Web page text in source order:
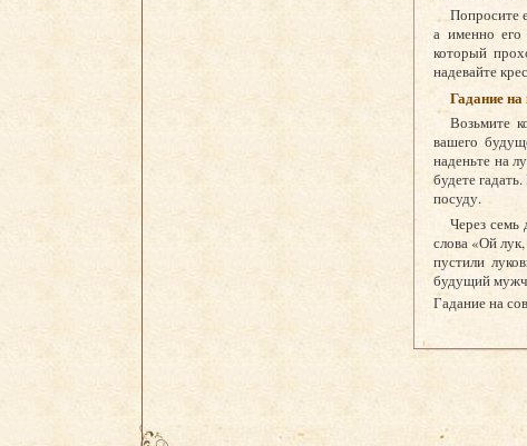
Попросите
а именно
который
надевайте
Гадание
Возьмите
вашего
наденьте на
будете
посуду.
Через семь
слова «Ой
пустили
будущий
Гадание на